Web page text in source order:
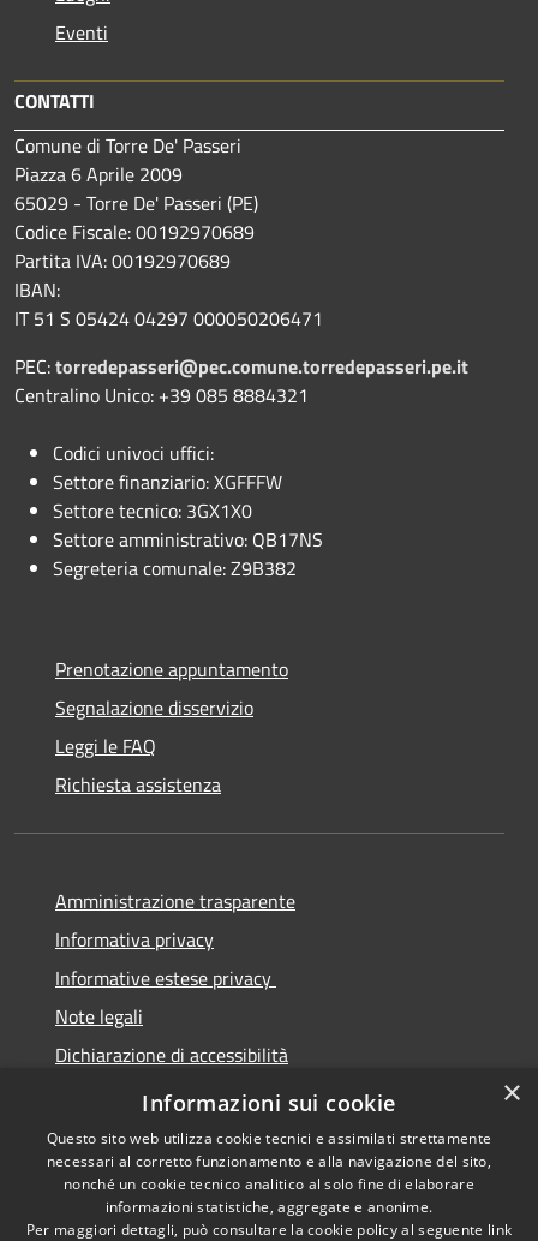
Eventi
CONTATTI
Comune di Torre De' Passeri
Piazza 6 Aprile 2009
65029 - Torre De' Passeri (PE)
Codice Fiscale: 00192970689
Partita IVA: 00192970689
IBAN:
IT 51 S 05424 04297 000050206471
PEC:torredepasseri@pec.comune.torredepasseri.pe.it
Centralino Unico: +39 085 8884321
Codici univoci uffici:
Settore finanziario: XGFFFW
Settore tecnico: 3GX1X0
Settore amministrativo: QB17NS
Segreteria comunale: Z9B382
Prenotazione appuntamento
Segnalazione disservizio
Leggi le FAQ
Richiesta assistenza
Amministrazione trasparente
Informativa privacy
Informative estese privacy
Note legali
Dichiarazione di accessibilità
Obbiettivi di Accessibilità
Copyright © 2026 • Comune di
×
Informazioni sui cookie
Questo sito web utilizza cookie tecnici e assimilati strettamente
necessari al corretto funzionamento e alla navigazione del sito,
nonché un cookie tecnico analitico al solo fine di elaborare
informazioni statistiche, aggregate e anonime.
Per maggiori dettagli, può consultare la cookie policy al seguente link